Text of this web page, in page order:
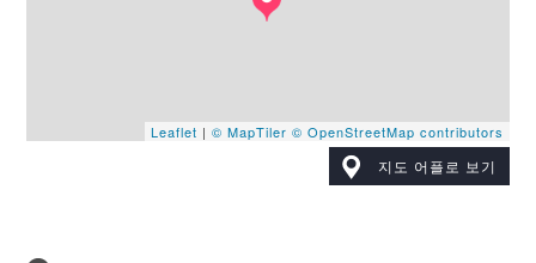
Leaflet | © MapTiler © OpenStreetMap contributors
지도 어플로 보기